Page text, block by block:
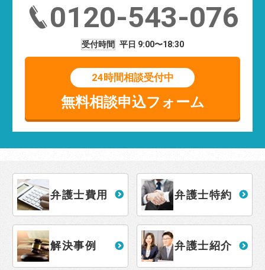
0120-543-076
受付時間 平日 9:00〜18:30
24時間相談受付中
無料相談申込フォーム
弁護士費用 弁護士特約
解決事例 弁護士紹介